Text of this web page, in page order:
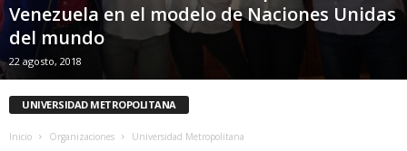
Venezuela en el modelo de Naciones Unidas
del mundo
22 agosto, 2018
UNIVERSIDAD METROPOLITANA
Inicio Organizaciones Universidad Metropolitana